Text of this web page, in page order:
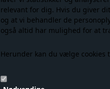
relevant for dig. Hvis du giver
og at vi behandler de
også altid har mulighed for at
Herunder kan du vælge cookies